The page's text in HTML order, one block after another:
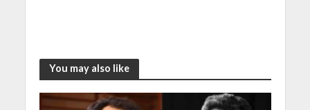
You may also like